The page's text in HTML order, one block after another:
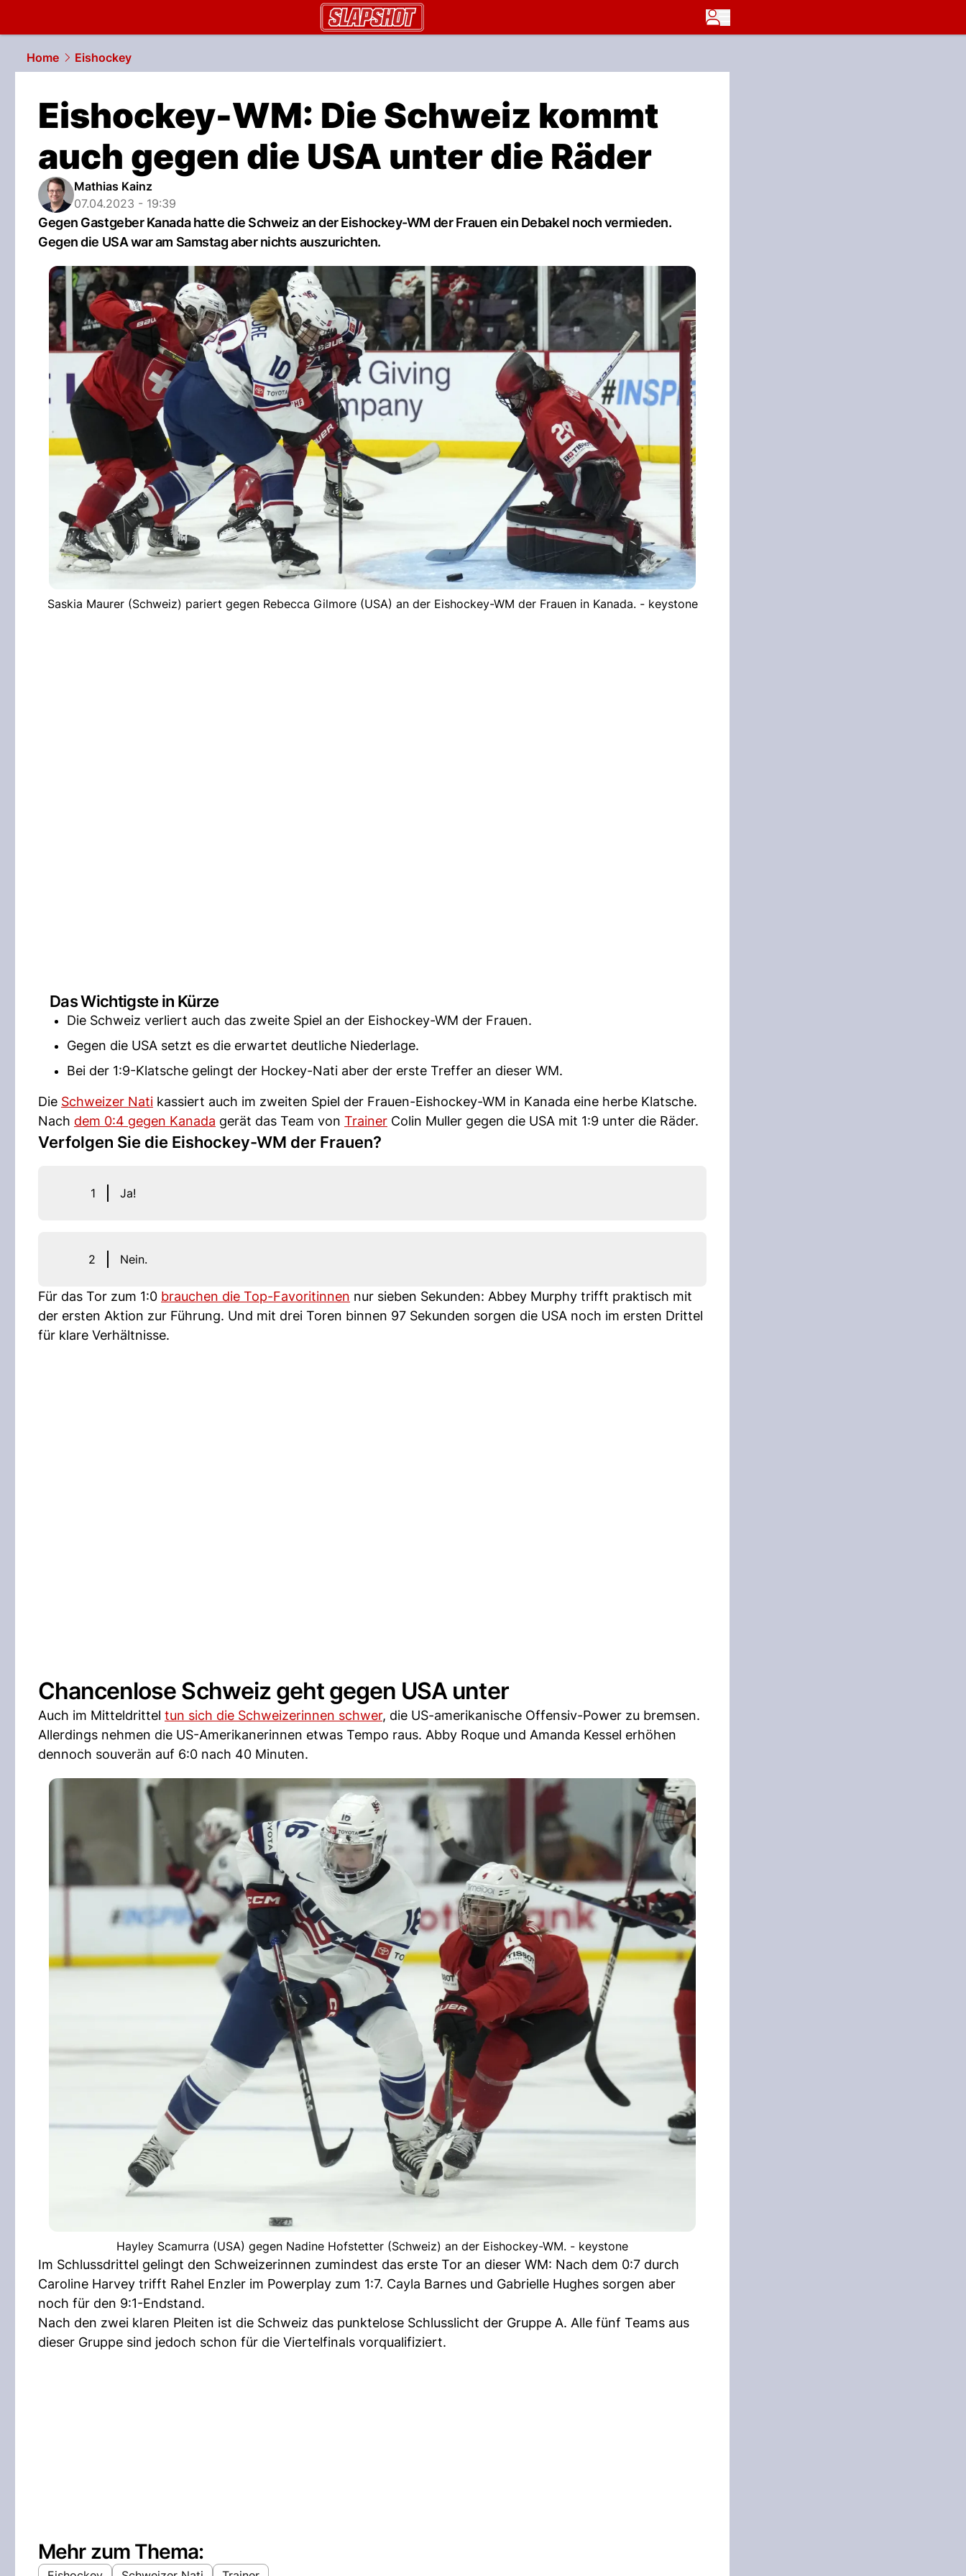
slapshot.NAU.ch
Home
Eishockey
Eishockey-WM: Die Schweiz kommt
auch gegen die USA unter die Räder
Mathias Kainz
07.04.2023 - 19:39
Gegen Gastgeber Kanada hatte die Schweiz an der Eishockey-WM der Frauen ein Debakel noch vermieden.
Gegen die USA war am Samstag aber nichts auszurichten.
Saskia Maurer (Schweiz) pariert gegen Rebecca Gilmore (USA) an der Eishockey-WM der Frauen in Kanada. - keystone
Das Wichtigste in Kürze
Die Schweiz verliert auch das zweite Spiel an der Eishockey-WM der Frauen.
Gegen die USA setzt es die erwartet deutliche Niederlage.
Bei der 1:9-Klatsche gelingt der Hockey-Nati aber der erste Treffer an dieser WM.
Die Schweizer Nati kassiert auch im zweiten Spiel der Frauen-Eishockey-WM in Kanada eine herbe Klatsche.
Nach dem 0:4 gegen Kanada gerät das Team von Trainer Colin Muller gegen die USA mit 1:9 unter die Räder.
Verfolgen Sie die Eishockey-WM der Frauen?
1 Ja!
2 Nein.
Für das Tor zum 1:0 brauchen die Top-Favoritinnen nur sieben Sekunden: Abbey Murphy trifft praktisch mit
der ersten Aktion zur Führung. Und mit drei Toren binnen 97 Sekunden sorgen die USA noch im ersten Drittel
für klare Verhältnisse.
Chancenlose Schweiz geht gegen USA unter
Auch im Mitteldrittel tun sich die Schweizerinnen schwer, die US-amerikanische Offensiv-Power zu bremsen.
Allerdings nehmen die US-Amerikanerinnen etwas Tempo raus. Abby Roque und Amanda Kessel erhöhen
dennoch souverän auf 6:0 nach 40 Minuten.
Hayley Scamurra (USA) gegen Nadine Hofstetter (Schweiz) an der Eishockey-WM. - keystone
Im Schlussdrittel gelingt den Schweizerinnen zumindest das erste Tor an dieser WM: Nach dem 0:7 durch
Caroline Harvey trifft Rahel Enzler im Powerplay zum 1:7. Cayla Barnes und Gabrielle Hughes sorgen aber
noch für den 9:1-Endstand.
Nach den zwei klaren Pleiten ist die Schweiz das punktelose Schlusslicht der Gruppe A. Alle fünf Teams aus
dieser Gruppe sind jedoch schon für die Viertelfinals vorqualifiziert.
Mehr zum Thema: